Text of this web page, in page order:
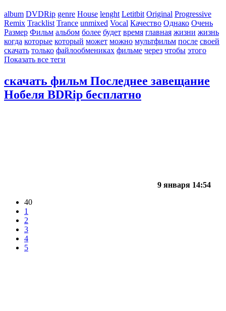
album DVDRip genre House lenght Letitbit Original Progressive
Remix Tracklist Trance unmixed Vocal Качество Однако Очень
Размер Фильм альбом более будет время главная жизни жизнь
когда которые который может можно мультфильм после своей
скачать только файлообмениках фильме через чтобы этого
Показать все теги
скачать фильм Последнее завещание
Нобеля BDRip бесплатно
9 января 14:54
40
1
2
3
4
5